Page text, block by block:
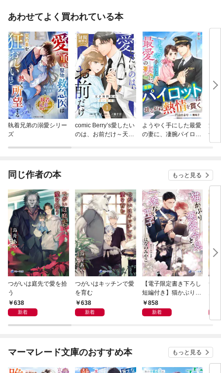
あわせてよく買われている本
執着兄弟の溺愛シリー
ズ
comic Berry’s愛したい
のは、お前だけ～天才
ようやく手にした最愛
の妻に、凄腕パイロッ
浮
切
医
同じ作者の本 もっと見る
つがいは庭先で愛を拾
う
638
新着
つがいはキッチンで愛
を育む
638
新着
【電子限定書き下ろし
短編付き】猫かぶり悪
役令息と、一途な王子
858
新着
つ
マーマレード文庫のおすすめ本 もっと見る